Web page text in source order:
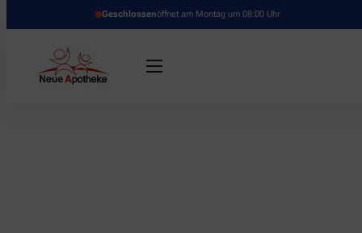
Geschlossenöffnet am Montag um 08:00 Uhr